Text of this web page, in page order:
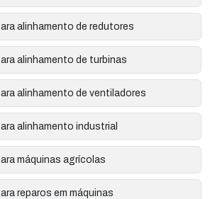
alinhamento de redutores
alinhamento de turbinas
alinhamento de ventiladores
alinhamento industrial
máquinas agrícolas
reparos em máquinas